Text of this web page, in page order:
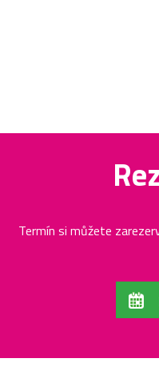
Termín si můžete